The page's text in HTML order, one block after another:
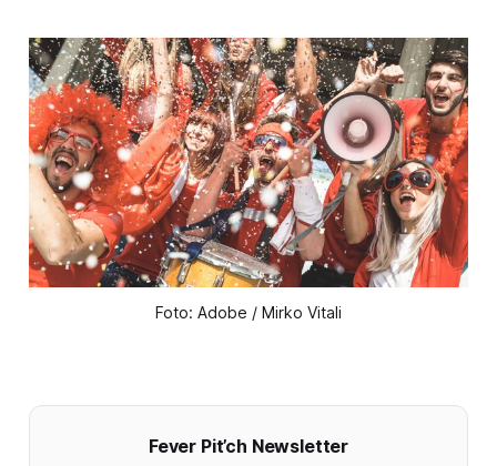
Foto: Adobe / Mirko Vitali
Fever Pit’ch Newsletter